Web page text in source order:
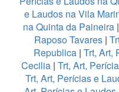
e Laudos na Vila
na Quinta da Paineira|
Raposo Tavares |
Republica| Trt, Art,
Cecilia | Trt, Art,
Trt, Art, Perícias e